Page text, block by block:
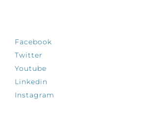
Facebook
Twitter
Youtube
Linkedin
Instagram